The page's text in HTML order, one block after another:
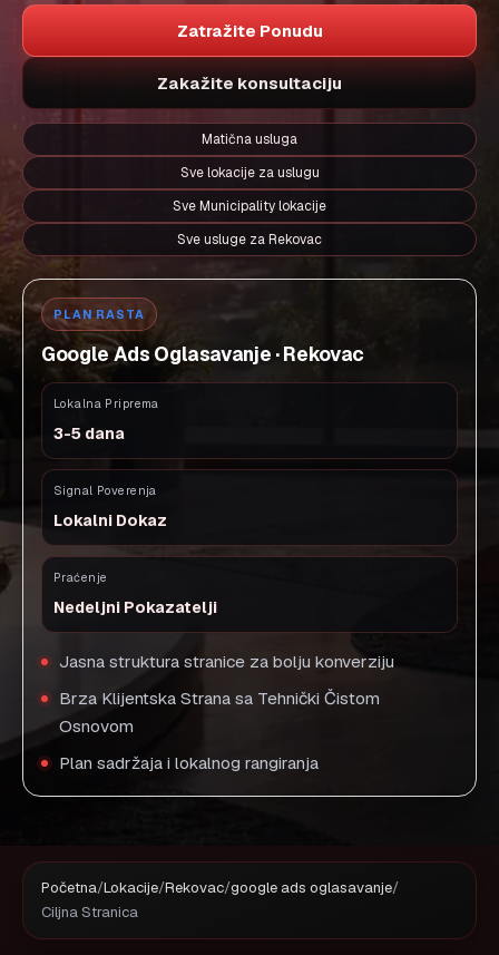
Zatražite Ponudu
Zakažite konsultaciju
Matična usluga
Sve lokacije za uslugu
Sve Municipality lokacije
Sve usluge za Rekovac
PLAN RASTA
Google Ads Oglasavanje · Rekovac
Lokalna Priprema
3-5 dana
Signal Poverenja
Lokalni Dokaz
Praćenje
Nedeljni Pokazatelji
Jasna struktura stranice za bolju konverziju
Brza Klijentska Strana sa Tehnički Čistom
Osnovom
Plan sadržaja i lokalnog rangiranja
Početna/Lokacije/Rekovac/google ads oglasavanje/
Ciljna Stranica